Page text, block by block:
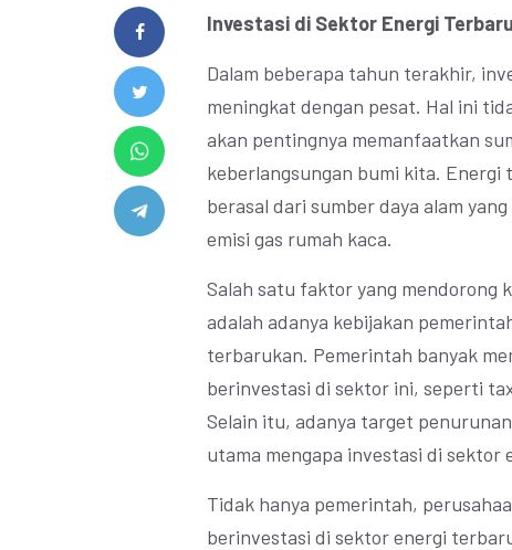
Investasi di Sektor Energi
Dalam beberapa tahun terakhir,
meningkat dengan pesat. Hal ini
akan pentingnya memanfaatkan
keberlangsungan bumi kita. Energi
berasal dari sumber daya alam
emisi gas rumah kaca.
Salah satu faktor yang mendorong
adalah adanya kebijakan
terbarukan. Pemerintah banyak
berinvestasi di sektor ini, seperti
Selain itu, adanya target
utama mengapa investasi di
Tidak hanya pemerintah,
berinvestasi di sektor energi